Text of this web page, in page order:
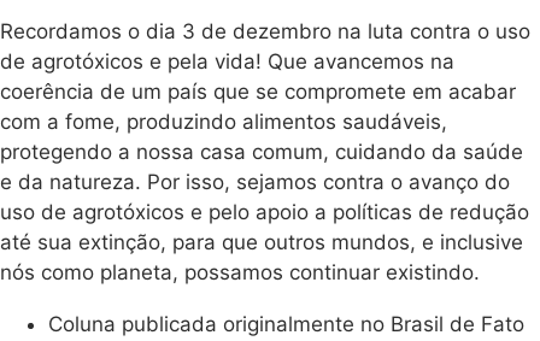
Recordamos o dia 3 de dezembro na luta contra o uso
de agrotóxicos e pela vida! Que avancemos na
coerência de um país que se compromete em acabar
com a fome, produzindo alimentos saudáveis,
protegendo a nossa casa comum, cuidando da saúde
e da natureza. Por isso, sejamos contra o avanço do
uso de agrotóxicos e pelo apoio a políticas de redução
até sua extinção, para que outros mundos, e inclusive
nós como planeta, possamos continuar existindo.
Coluna publicada originalmente no Brasil de Fato